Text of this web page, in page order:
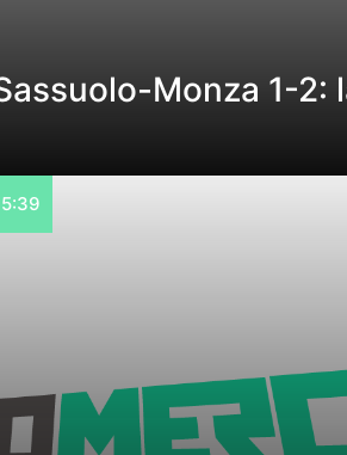
Monza 1-2: